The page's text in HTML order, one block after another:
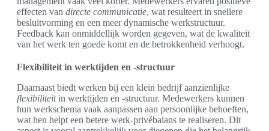
effecten van directe communicatie, wat resulteert in snellere
besluitvorming en een meer dynamische werkstructuur.
Feedback kan onmiddellijk worden gegeven, wat de kwaliteit
van het werk ten goede komt en de betrokkenheid verhoogt.
Flexibiliteit in werktijden en -structuur
Daarnaast biedt werken bij een klein bedrijf aanzienlijke
flexibiliteitin werktijden en -structuur. Medewerkers kunnen
hun werkschema vaak aanpassen aan persoonlijke behoeften,
wat hen helpt een betere werk-privébalans te realiseren. Dit